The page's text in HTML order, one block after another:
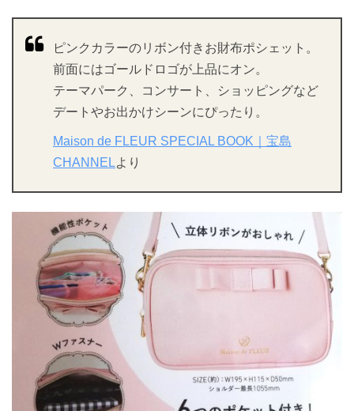
ピンクカラーのリボン付きお財布ポシェット。
前面にはゴールドロゴが上品にオン。
テーマパーク、コンサート、ショッピングなど
デートやお出かけシーンにぴったり。
Maison de FLEUR SPECIAL BOOK｜宝島
CHANNELより